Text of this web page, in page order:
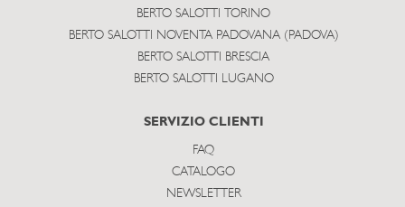
BERTO SALOTTI TORINO
BERTO SALOTTI NOVENTA PADOVANA (PADOVA)
BERTO SALOTTI BRESCIA
BERTO SALOTTI LUGANO
SERVIZIO CLIENTI
FAQ
CATALOGO
NEWSLETTER